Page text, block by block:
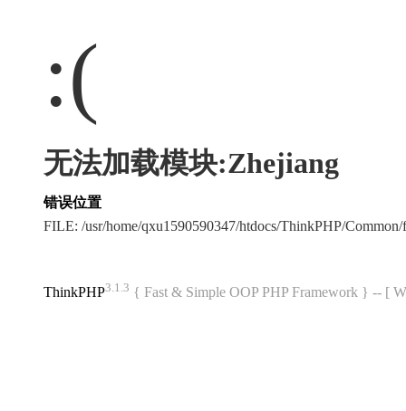
:(
无法加载模块:Zhejiang
错误位置
FILE: /usr/home/qxu1590590347/htdocs/ThinkPHP/
ThinkPHP3.1.3 { Fast & Simple OOP PHP Framework } -- [